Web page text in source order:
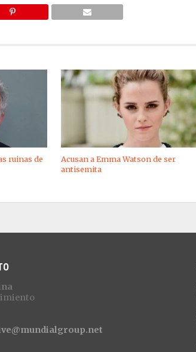
ruinas de
Acusan a Emma Watson de ser
antisemita